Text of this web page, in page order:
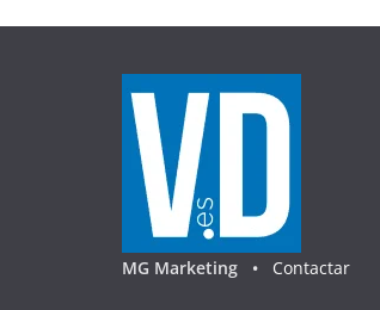
MG Marketing • Contactar